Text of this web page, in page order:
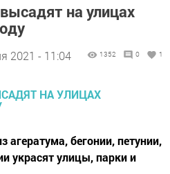
на улицах
2021 - 11:04 1352 0 1
агератума, бегонии, петунии,
украсят улицы, парки и